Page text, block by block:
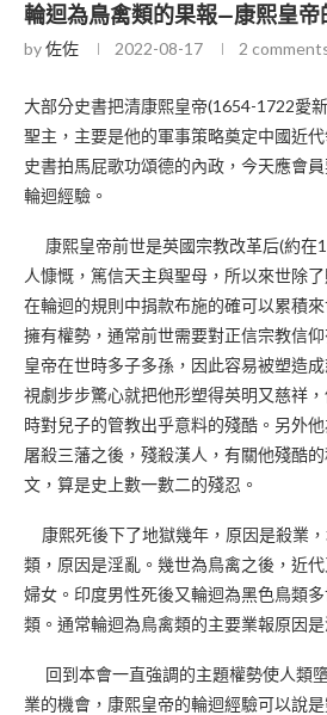
輪迴為鳥禽類的果報—康熙皇帝
by佐佐 2022-08-17 2
大部分史書把清康熙皇帝(1654-1722愛
聖主，主要是他的軍事策略奠定中國近
史書拍馬屁歌功頌德的內政，今天應會
輪迴經驗。
康熙皇帝前世是英國宗教改革后(約在
人慷慨，篤信天主與聖母，所以來世除
在輪迴的規則中捐款布施的確可以累積
擁有權勢，通常前世需要對正信宗教信
皇帝在世時多子多孫，因此容易被塑造
視劇步步驚心就把他形塑得英明又慈祥
時對兒子的管教出乎意料的殘酷。另外
屠殺三藩之後，殘殺漢人，有關他殘酷
文，算是史上數一數二的殘忍。
康熙死後下了地獄幾年，原因是殺業
類，原因是淫亂。幾世為鳥禽之後，近
婦女。印度男性死後又輪迴為黑色鳥類
類。通常輪迴為鳥禽類的主要業報原因是
回到本會一直強調的主題權勢使人類
業的機會，康熙皇帝的輪迴經驗可以說